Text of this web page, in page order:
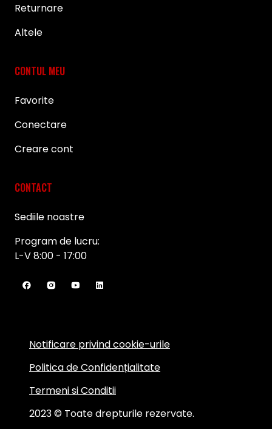
Returnare
Altele
CONTUL MEU
Favorite
Conectare
Creare cont
CONTACT
Sediile noastre
Program de lucru:
L-V 8:00 - 17:00
2023 © Toate drepturile rezervate.
Notificare privind cookie-urile
Politica de Confidențialitate
Termeni si Conditii